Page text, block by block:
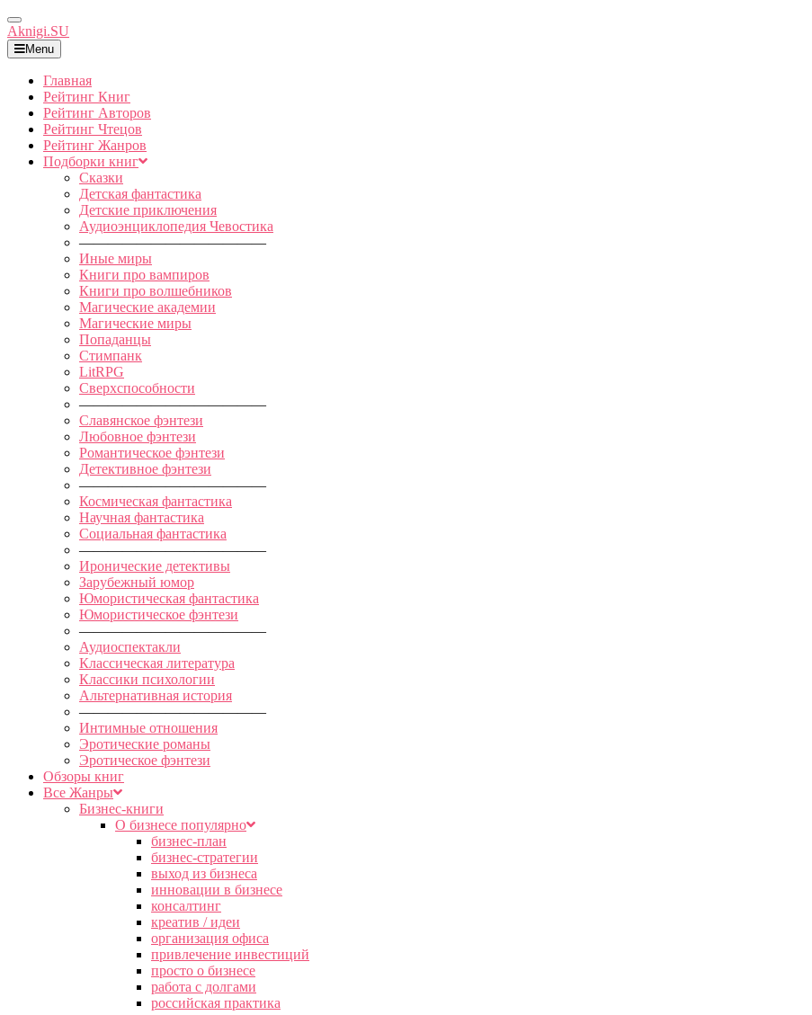
Toggle
Navigation
Aknigi.SU
Menu
Главная
Рейтинг Книг
Рейтинг Авторов
Рейтинг Чтецов
Рейтинг Жанров
Подборки книг
Сказки
Детская фантастика
Детские приключения
Аудиоэнциклопедия Чевостика
—————————————
Иные миры
Книги про вампиров
Книги про волшебников
Магические академии
Магические миры
Попаданцы
Стимпанк
LitRPG
Сверхспособности
—————————————
Славянское фэнтези
Любовное фэнтези
Романтическое фэнтези
Детективное фэнтези
—————————————
Космическая фантастика
Научная фантастика
Социальная фантастика
—————————————
Иронические детективы
Зарубежный юмор
Юмористическая фантастика
Юмористическое фэнтези
—————————————
Аудиоспектакли
Классическая литература
Классики психологии
Альтернативная история
—————————————
Интимные отношения
Эротические романы
Эротическое фэнтези
Обзоры книг
Все Жанры
Бизнес-книги
О бизнесе популярно
бизнес-план
бизнес-стратегии
выход из бизнеса
инновации в бизнесе
консалтинг
креатив / идеи
организация офиса
привлечение инвестиций
просто о бизнесе
работа с долгами
российская практика